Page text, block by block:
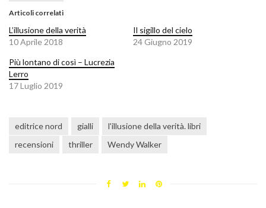
Articoli correlati
L’illusione della verità
10 Aprile 2018
Il sigillo del cielo
24 Giugno 2019
Più lontano di così – Lucrezia
Lerro
17 Luglio 2019
editrice nord gialli
l'illusione della verità. libri
recensioni
thriller Wendy Walker